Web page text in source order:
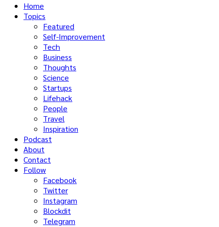
Home
Topics
Featured
Self-Improvement
Tech
Business
Thoughts
Science
Startups
Lifehack
People
Travel
Inspiration
Podcast
About
Contact
Follow
Facebook
Twitter
Instagram
Blockdit
Telegram